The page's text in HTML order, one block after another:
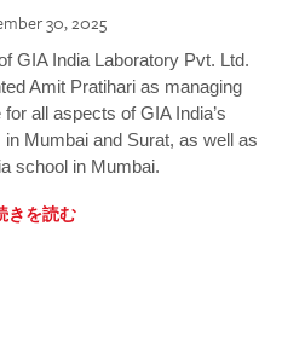
30, 2025
GIA India Laboratory Pvt. Ltd.
Amit Pratihari as managing
all aspects of GIA India’s
Mumbai and Surat, as well as
school in Mumbai.
きを読む